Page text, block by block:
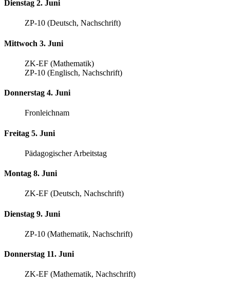
Dienstag 2. Juni
ZP-10 (Deutsch, Nachschrift)
Mittwoch 3. Juni
ZK-EF (Mathematik)
ZP-10 (Englisch, Nachschrift)
Donnerstag 4. Juni
Fronleichnam
Freitag 5. Juni
Pädagogischer Arbeitstag
Montag 8. Juni
ZK-EF (Deutsch, Nachschrift)
Dienstag 9. Juni
ZP-10 (Mathematik, Nachschrift)
Donnerstag 11. Juni
ZK-EF (Mathematik, Nachschrift)